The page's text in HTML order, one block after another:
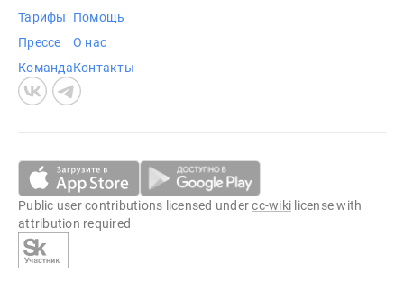
Тарифы
Прессе
Команда
Помощь
О нас
Контакты
Public user contributions licensed undercc-wiki license with
attribution required